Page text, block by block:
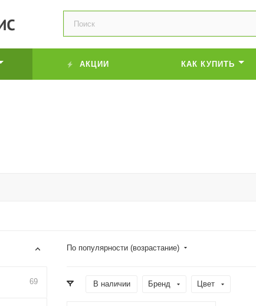
АКЦИИ КАК КУПИТЬ
По популярности (возрастание)
В наличии Бренд Цвет
69